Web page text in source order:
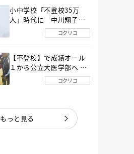
小中学校「不登校35万
人」時代に 中川翔子さ
んが審査委員長「不登校
生動画甲子園 2026」が開
コクリコ
【不登校】で成績オール
１から公立大医学部へ 中
２で起立性調節障害「治
るまで３年」の診断 その
コクリコ
もっと見る